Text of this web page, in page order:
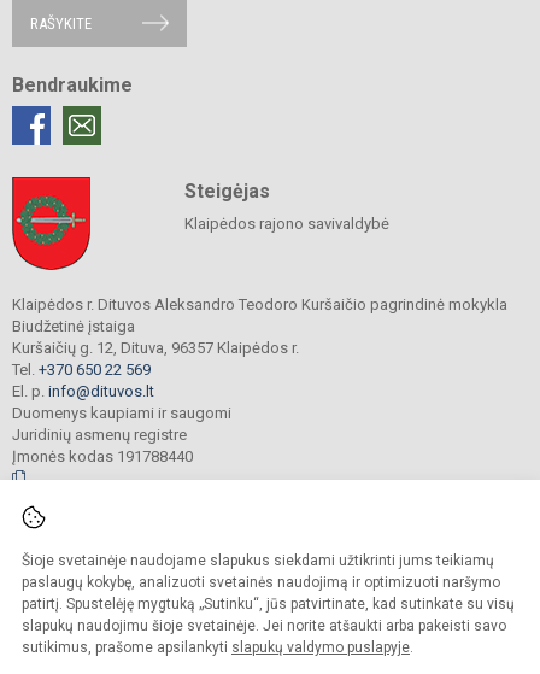
Šioje svetainėje naudojame slapukus siekdami užtikrinti jums teikiamų
paslaugų kokybę, analizuoti svetainės naudojimą ir optimizuoti naršymo
patirtį. Spustelėję mygtuką „Sutinku“, jūs patvirtinate, kad sutinkate su visų
slapukų naudojimu šioje svetainėje. Jei norite atšaukti arba pakeisti savo
sutikimus, prašome apsilankyti slapukų valdymo puslapyje.
RAŠYKITE
Bendraukime
Steigėjas
Klaipėdos rajono savivaldybė
Klaipėdos r. Dituvos Aleksandro Teodoro Kuršaičio pagrindinė mokykla
Biudžetinė įstaiga
Kuršaičių g. 12, Dituva, 96357 Klaipėdos r.
Tel. +370 650 22 569
El. p. info@dituvos.lt
Duomenys kaupiami ir saugomi
Juridinių asmenų registre
Įmonės kodas 191788440
Visos teisės saugomos. Kopijuoti turinį be raštiško įstaigos administracijos
sutikimo griežtai draudžiama.
Prieinamumo paraiška Slapukų politika
Sumanus būdas atnaujinti